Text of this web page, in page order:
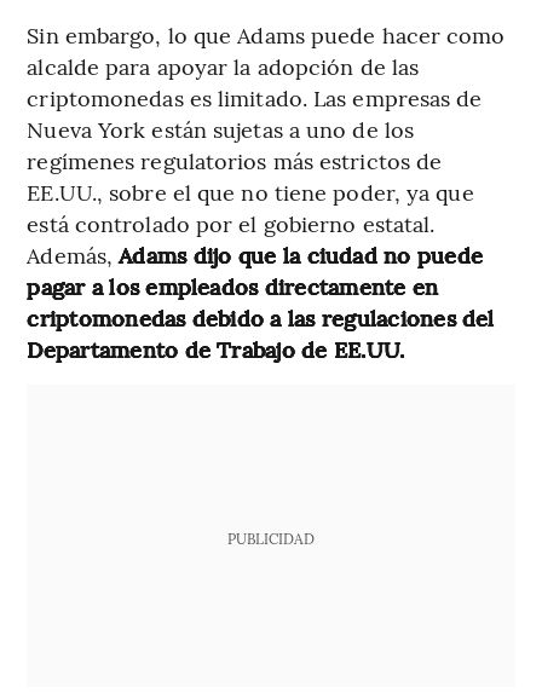
Sin embargo, lo que Adams puede hacer como
alcalde para apoyar la adopción de las
criptomonedas es limitado. Las empresas de
Nueva York están sujetas a uno de los
regímenes regulatorios más estrictos de
EE.UU., sobre el que no tiene poder, ya que
está controlado por el gobierno estatal.
Además,Adams dijo que la ciudad no puede
pagar a los empleados directamente en
criptomonedas debido a las regulaciones del
Departamento de Trabajo de EE.UU.
PUBLICIDAD